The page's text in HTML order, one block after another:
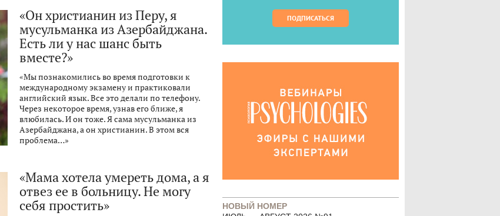
«Он христианин из Перу, я
мусульманка из Азербайджана.
Есть ли у нас шанс быть
вместе?»
«Мы познакомились во время подготовки к
международному экзамену и практиковали
английский язык. Все это делали по телефону.
Через некоторое время, узнав его ближе, я
влюбилась. И он тоже. Я сама мусульманка из
Азербайджана, а он христианин. В этом вся
проблема…»
«Мама хотела умереть дома, а я
отвез ее в больницу. Не могу
себя простить»
ПОДПИСАТЬСЯ
НОВЫЙ НОМЕР